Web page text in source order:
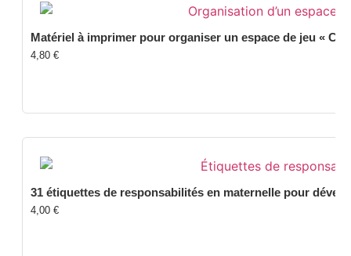
Matériel à imprimer pour organiser un espace de jeu «
4,80 €
31 étiquettes de responsabilités en maternelle pour
4,00 €